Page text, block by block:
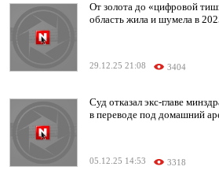
От золота до «цифровой
область жила и шумела в
29.12.25 21:08 3404
Суд отказал экс-главе
в переводе под домашний
05.12.25 14:53 3318